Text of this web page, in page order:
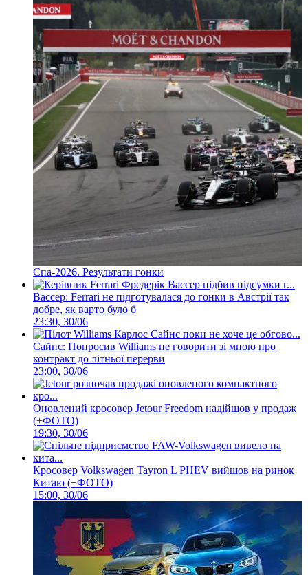
Спа-2026. Результати гонки
Вассер: Ferrari не підготувалася до гонки в Австрії так
добре, як варто було б
23:30, 30/06
Сайнс: Попросив Williams не говорити зі мною про
контракт до літньої перерви
23:00, 30/06
Оновлений кросовер Jetour Freedom надійшов у продаж
(+ФОТО)
19:30, 30/06
Кросовер Volkswagen Tayron L PHEV вийшов на ринок
Китаю (+ФОТО)
15:00, 30/06